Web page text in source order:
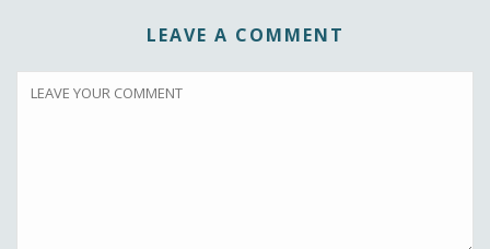
LEAVE A COMMENT